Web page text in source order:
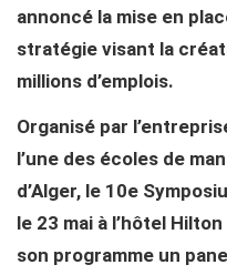
annoncé la mise en
stratégie visant la
millions d’emplois.
Organisé par
l’une des écoles de
d’Alger, le 10e
le 23 mai à l’hôtel
son programme un